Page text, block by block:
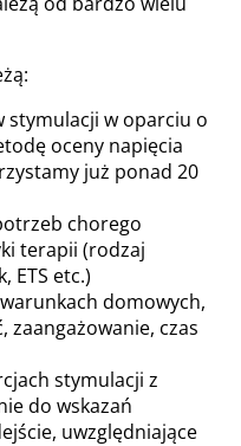
stymulacji w oparciu o
oceny napięcia
już ponad 20
chorego
terapii (rodzaj
ETS etc.)
domowych,
zaangażowanie, czas
stymulacji z
do wskazań
uwzględniające